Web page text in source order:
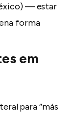
— estar
forma
em
para “más